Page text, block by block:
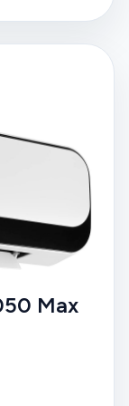
Max